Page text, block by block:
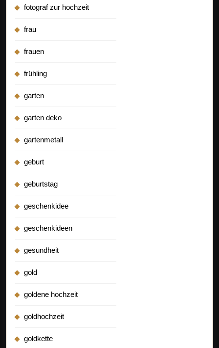
fotograf zur hochzeit
frau
frauen
frühling
garten
garten deko
gartenmetall
geburt
geburtstag
geschenkidee
geschenkideen
gesundheit
gold
goldene hochzeit
goldhochzeit
goldkette